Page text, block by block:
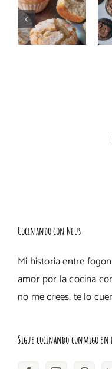
esponjosas
de lima
Cocinando con Neus
Mi historia entre
amor por la cocina
no me crees, te lo
Sigue cocinando conmigo en